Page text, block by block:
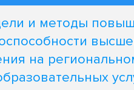
и методы
на